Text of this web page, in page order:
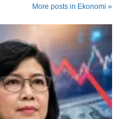
More posts in Ekonomi »